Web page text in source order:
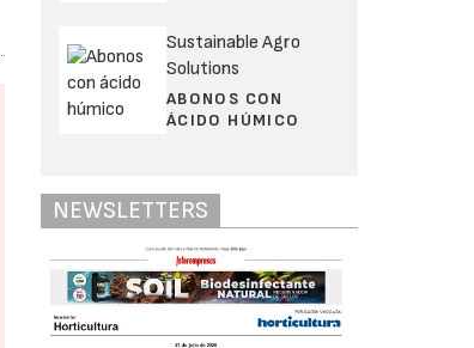
Sustainable Agro
Solutions
ABONOS CON
ÁCIDO HÚMICO
NEWSLETTERS